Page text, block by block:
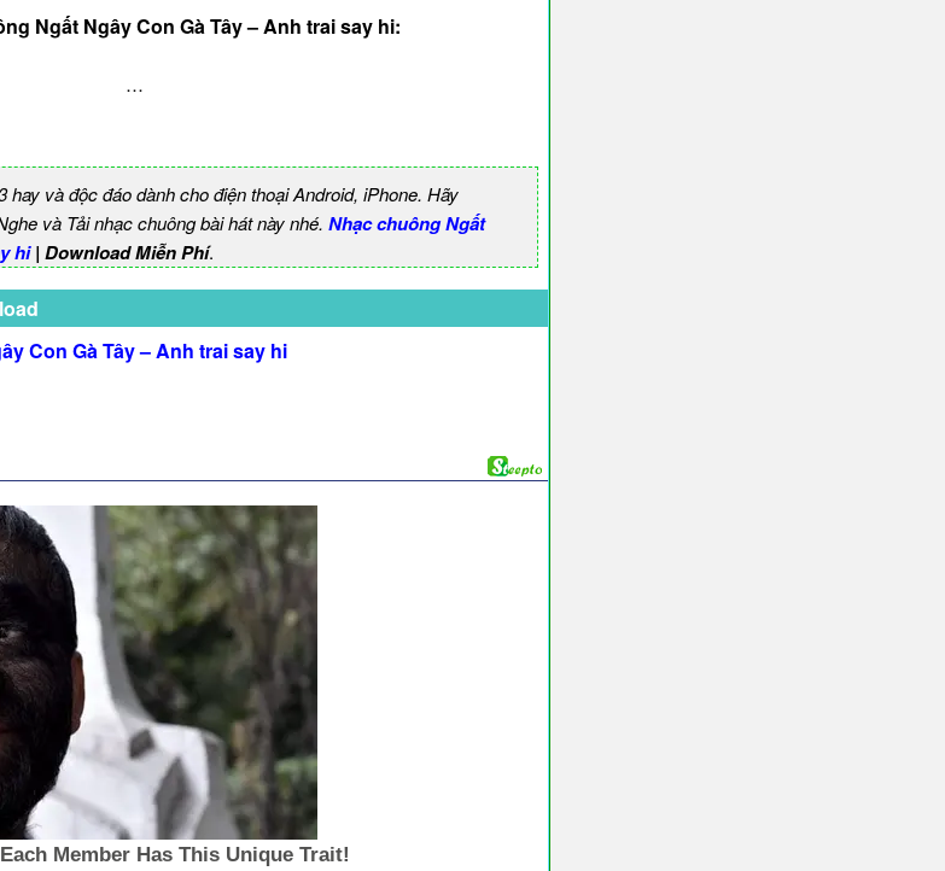
Ngất Ngây Con Gà Tây – Anh trai say hi:
…
và độc đáo dành cho điện thoại Android, iPhone. Hãy
và Tải nhạc chuông bài hát này nhé. Nhạc chuông Ngất
hi| Download Miễn Phí.
Con Gà Tây – Anh trai say hi